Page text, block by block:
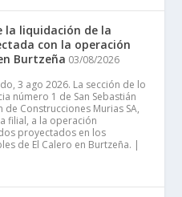
la liquidación de la
con la operación
Burtzeña 03/08/2026
3 ago 2026. La sección de lo
número 1 de San Sebastián
Construcciones Murias SA,
filial, a la operación
proyectados en los
de El Calero en Burtzeña. |